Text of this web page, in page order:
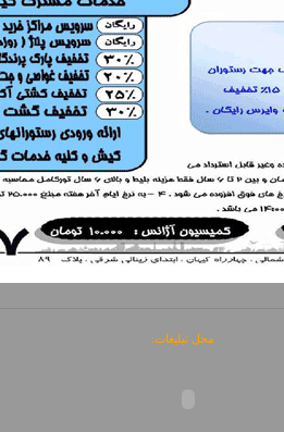
محل تبلیغات: